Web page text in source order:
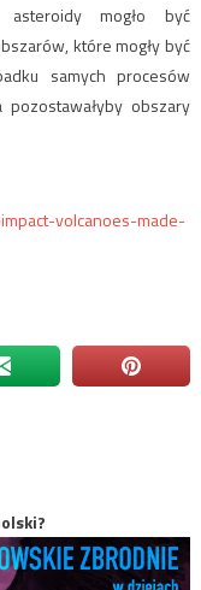
mogło być
które mogły być
samych procesów
obszary
volcanoes-made-